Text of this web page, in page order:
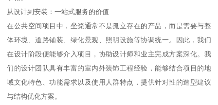
从设计到安装：一站式服务的价值
在公共空间项目中，坐凳通常不是孤立存在的产品，而是需要与整
体环境、道路铺装、绿化景观、照明设施等协调统一。因此，我们
在设计阶段便能够介入项目，协助设计师和业主完成方案深化。我
们的设计团队具有丰富的室内外装饰工程经验，能够结合项目的地
域文化特色、功能需求以及使用人群特点，提供针对性的造型建议
与结构优化方案。